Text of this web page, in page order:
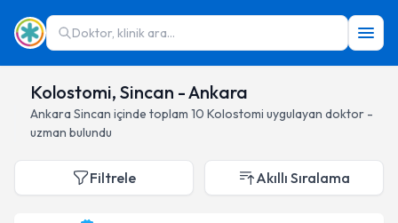
Doktor, klinik ara...
Kolostomi, Sincan - Ankara
Ankara Sincan içinde toplam 10 Kolostomi uygulayan doktor -
uzman bulundu
Filtrele Akıllı Sıralama